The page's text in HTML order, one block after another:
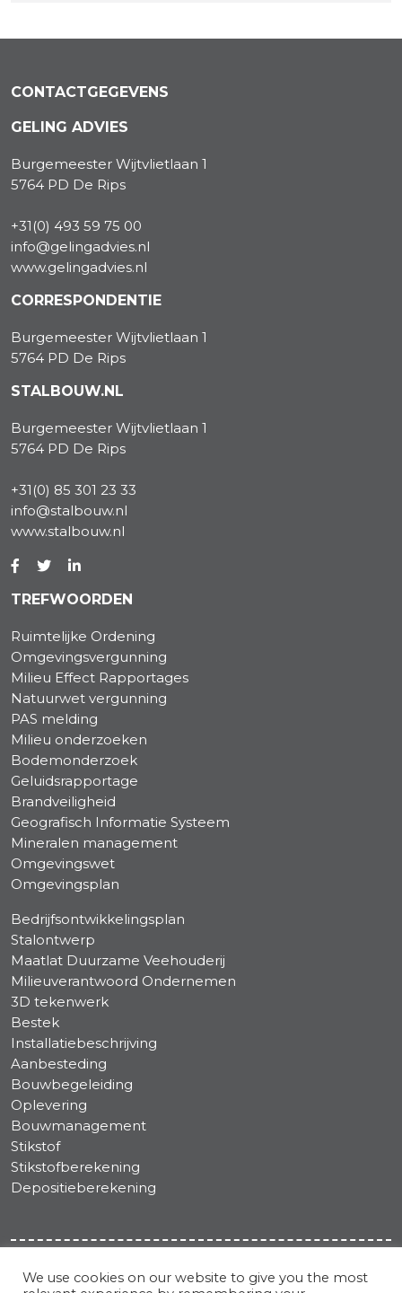
CONTACTGEGEVENS
GELING ADVIES
Burgemeester Wijtvlietlaan 1
5764 PD De Rips
+31(0) 493 59 75 00
info@gelingadvies.nl
www.gelingadvies.nl
CORRESPONDENTIE
Burgemeester Wijtvlietlaan 1
5764 PD De Rips
STALBOUW.NL
Burgemeester Wijtvlietlaan 1
5764 PD De Rips
+31(0) 85 301 23 33
info@stalbouw.nl
www.stalbouw.nl
TREFWOORDEN
Ruimtelijke Ordening
Omgevingsvergunning
Milieu Effect Rapportages
Natuurwet vergunning
PAS melding
Milieu onderzoeken
Bodemonderzoek
Geluidsrapportage
Brandveiligheid
Geografisch Informatie Systeem
Mineralen management
Omgevingswet
Omgevingsplan
Bedrijfsontwikkelingsplan
Stalontwerp
Maatlat Duurzame Veehouderij
Milieuverantwoord Ondernemen
3D tekenwerk
Bestek
Installatiebeschrijving
Aanbesteding
Bouwbegeleiding
Oplevering
Bouwmanagement
Stikstof
Stikstofberekening
Depositieberekening
van de GS Adviesgroep B.V. Op al onze diensten zijn
We use cookies on our website to give you the most